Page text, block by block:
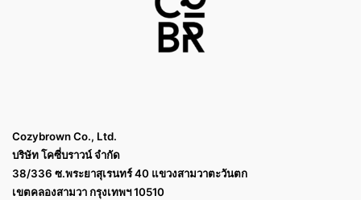
Cozybrown Co., Ltd.
บริษัท โคซี่บราวน์ จำกัด
38/336 ซ.พระยาสุเรนทร์ 40 แขวงสามวาตะวันตก
เขตคลองสามวา กรุงเทพฯ 10510